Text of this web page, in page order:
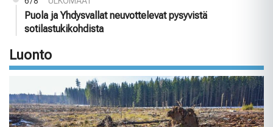
Puola ja Yhdysvallat neuvottelevat pysyvistä
sotilastukikohdista
Luonto